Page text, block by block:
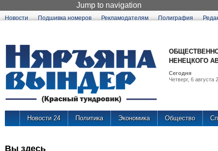
Jump to navigation
Новости Подшивка номеров Рекламодателям Полиграфия
НЕНЕЦКОГО
Сегодня
Четверг, 6 августа
Новости 24 Политика Экономика Общество
Вы здесь